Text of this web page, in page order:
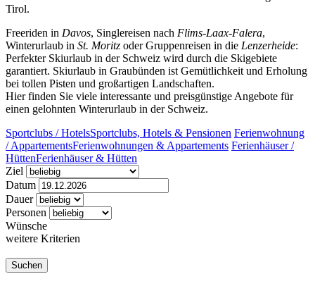
Tirol.
Freeriden in Davos, Singlereisen nach Flims-Laax-Falera,
Winterurlaub in St. Moritz oder Gruppenreisen in die Lenzerheide:
Perfekter Skiurlaub in der Schweiz wird durch die Skigebiete
garantiert. Skiurlaub in Graubünden ist Gemütlichkeit und Erholung
bei tollen Pisten und großartigen Landschaften.
Hier finden Sie viele interessante und preisgünstige Angebote für
einen gelohnten Winterurlaub in der Schweiz.
Sportclubs / HotelsSportclubs, Hotels & Pensionen Ferienwohnung
/ AppartementsFerienwohnungen & Appartements Ferienhäuser /
HüttenFerienhäuser & Hütten
Ziel
Datum
Dauer
Personen
Wünsche
weitere Kriterien